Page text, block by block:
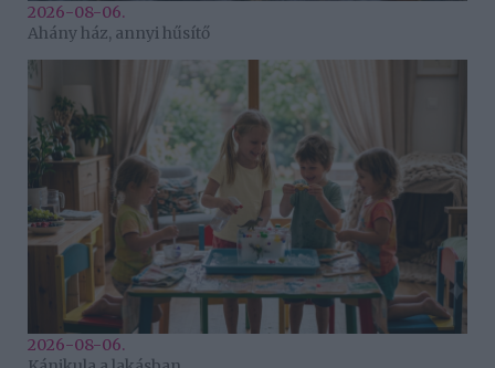
2026-08-06.
Ahány ház, annyi hűsítő
2026-08-06.